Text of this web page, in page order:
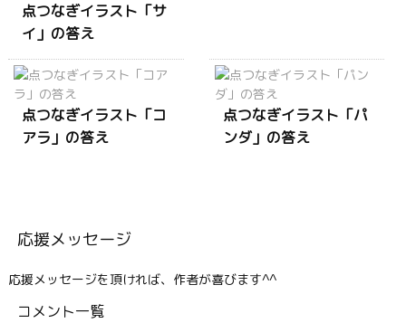
点つなぎイラスト「サ
イ」の答え
点つなぎイラスト「コ
アラ」の答え
点つなぎイラスト「パ
ンダ」の答え
応援メッセージ
応援メッセージを頂ければ、作者が喜びます^^
コメント一覧